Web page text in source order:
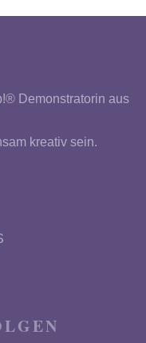
Demonstratorin aus
kreativ sein.